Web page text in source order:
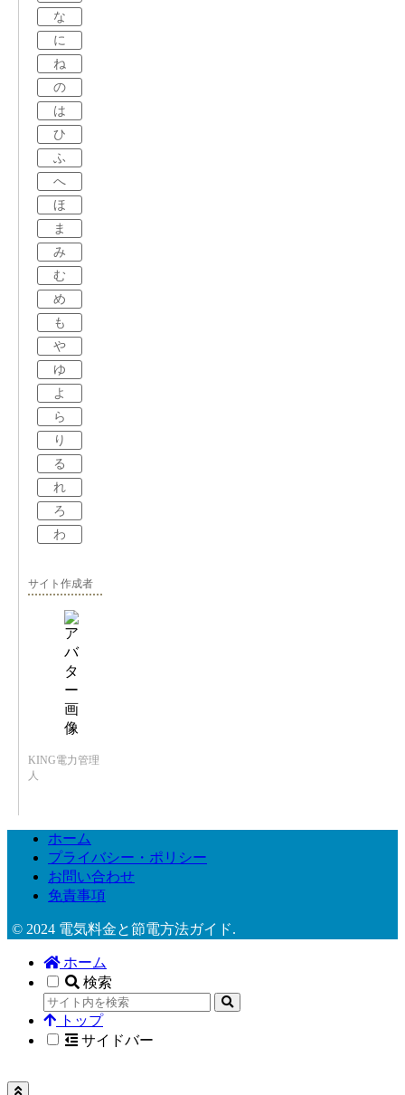
な
に
ね
の
は
ひ
ふ
へ
ほ
ま
み
む
め
も
や
ゆ
よ
ら
り
る
れ
ろ
わ
サイト作成者
KING電力管理
人
ホーム
プライバシー・ポリシー
お問い合わせ
免責事項
© 2024 電気料金と節電方法ガイド.
ホーム
検索
トップ
サイドバー